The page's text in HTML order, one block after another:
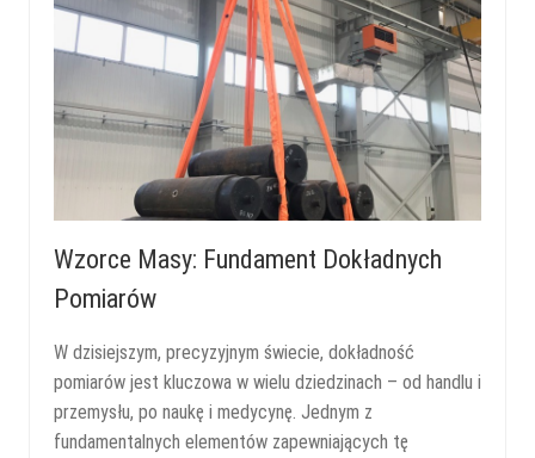
Wzorce Masy: Fundament Dokładnych
Pomiarów
W dzisiejszym, precyzyjnym świecie, dokładność
pomiarów jest kluczowa w wielu dziedzinach – od handlu i
przemysłu, po naukę i medycynę. Jednym z
fundamentalnych elementów zapewniających tę